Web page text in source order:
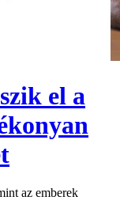
el a
az emberek